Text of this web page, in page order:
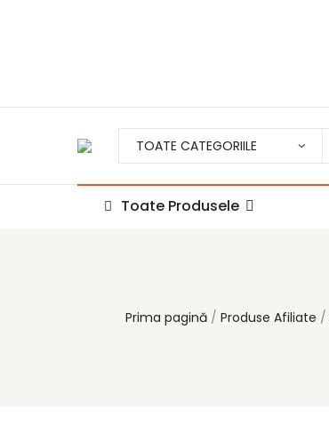
Toate Produsele
Prima pagină Produse Afiliate